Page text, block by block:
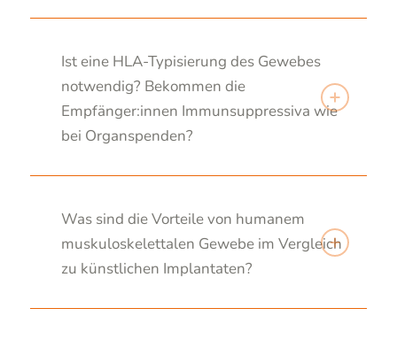
Ist eine HLA-Typisierung des Gewebes
notwendig? Bekommen die
Empfänger:innen Immunsuppressiva wie
bei Organspenden?
Was sind die Vorteile von humanem
muskuloskelettalen Gewebe im Vergleich
zu künstlichen Implantaten?